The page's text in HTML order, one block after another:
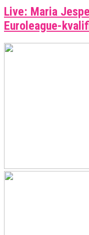
Live: Maria
Euroleague-